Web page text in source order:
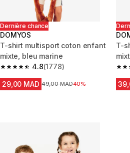
Dernière chance
DOMYOS
T-shirt multisport coton enfant
mixte, bleu marine
4.8
4.8 out of 5 stars from 1778 reviews
(1778)
29,00 MAD Prix avant la réduction
49,00 MAD40%
T-
4.8